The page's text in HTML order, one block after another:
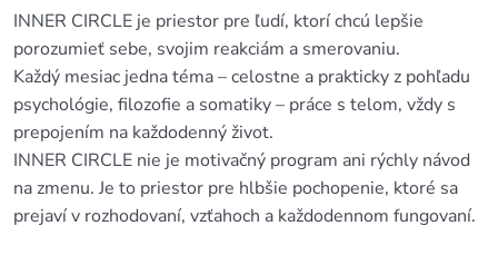
INNER CIRCLE je priestor pre ľudí, ktorí chcú lepšie
porozumieť sebe, svojim reakciám a smerovaniu.
Každý mesiac jedna téma – celostne a prakticky z pohľadu
psychológie, filozofie a somatiky – práce s telom, vždy s
prepojením na každodenný život.
INNER CIRCLE nie je motivačný program ani rýchly návod
na zmenu. Je to priestor pre hlbšie pochopenie, ktoré sa
prejaví v rozhodovaní, vzťahoch a každodennom fungovaní.